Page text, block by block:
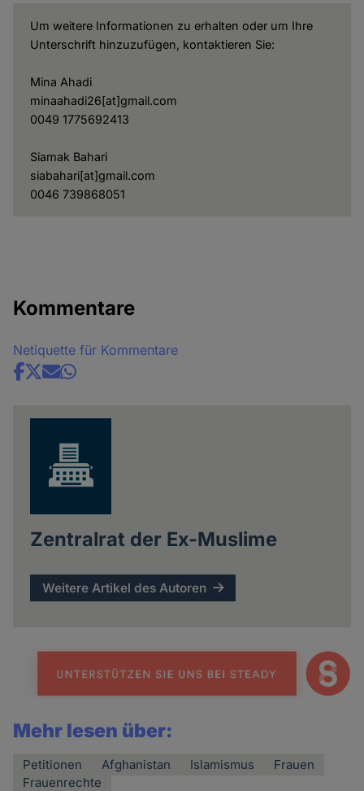
Um weitere Informationen zu erhalten oder um Ihre
Unterschrift hinzuzufügen, kontaktieren Sie:
Mina Ahadi
minaahadi26[at]gmail.com
0049 1775692413
Siamak Bahari
siabahari[at]gmail.com
0046 739868051
Kommentare
Netiquette für Kommentare
Share
Zentralrat der Ex-Muslime
Weitere Artikel des Autoren
Mehr lesen über:
Petitionen Afghanistan Islamismus
Frauen
Frauenrechte